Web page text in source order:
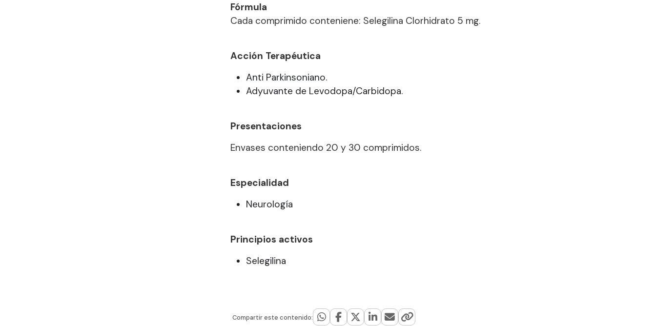
Fórmula
Cada comprimido conteniene: Selegilina Clorhidrato 5 mg.
Acción Terapéutica
Anti Parkinsoniano.
Adyuvante de Levodopa/Carbidopa.
Presentaciones
Envases conteniendo 20 y 30 comprimidos.
Especialidad
Neurología
Principios activos
Selegilina
Compartir este contenido: